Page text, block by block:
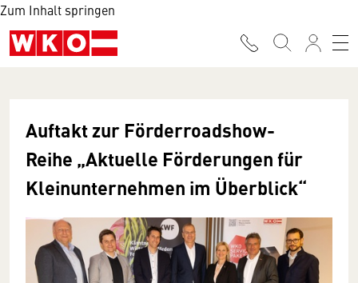
Zum Inhalt springen
Auftakt zur Förderroadshow-
Reihe „Aktuelle Förderungen für
Kleinunternehmen im Überblick“